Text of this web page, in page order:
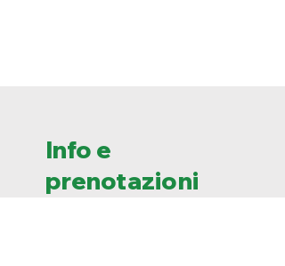
Info e
prenotazioni